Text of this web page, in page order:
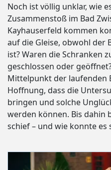
Noch ist völlig unklar, wie
Zusammenstoß im Bad
Kayhauserfeld kommen
auf die Gleise, obwohl der
ist? Waren die Schranken
geschlossen oder
Mittelpunkt der laufenden
Hoffnung, dass die
bringen und solche
werden können. Bis dahin
schief – und wie konnte es